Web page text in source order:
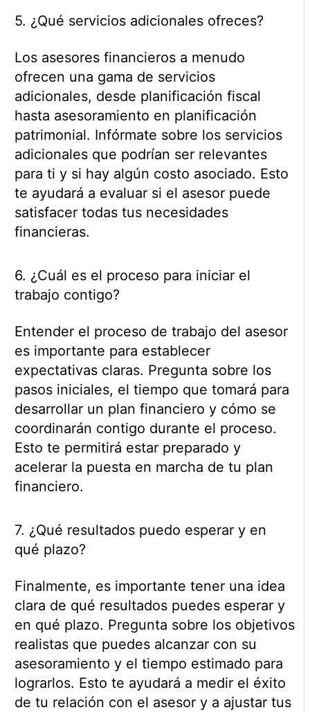
5. ¿Qué servicios adicionales ofreces?
Los asesores financieros a menudo
ofrecen una gama de servicios
adicionales, desde planificación fiscal
hasta asesoramiento en planificación
patrimonial. Infórmate sobre los servicios
adicionales que podrían ser relevantes
para ti y si hay algún costo asociado. Esto
te ayudará a evaluar si el asesor puede
satisfacer todas tus necesidades
financieras.
6. ¿Cuál es el proceso para iniciar el
trabajo contigo?
Entender el proceso de trabajo del asesor
es importante para establecer
expectativas claras. Pregunta sobre los
pasos iniciales, el tiempo que tomará para
desarrollar un plan financiero y cómo se
coordinarán contigo durante el proceso.
Esto te permitirá estar preparado y
acelerar la puesta en marcha de tu plan
financiero.
7. ¿Qué resultados puedo esperar y en
qué plazo?
Finalmente, es importante tener una idea
clara de qué resultados puedes esperar y
en qué plazo. Pregunta sobre los objetivos
realistas que puedes alcanzar con su
asesoramiento y el tiempo estimado para
lograrlos. Esto te ayudará a medir el éxito
de tu relación con el asesor y a ajustar tus